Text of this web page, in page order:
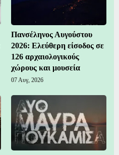
Πανσέληνος Αυγούστου
2026: Ελεύθερη είσοδος σε
126 αρχαιολογικούς
χώρους και μουσεία
07 Αυγ, 2026